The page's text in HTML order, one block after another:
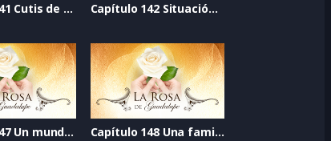
Capítulo 141 Cutis de diez Capítulo 142 Situación de riesgo
Capítulo 147 Un mundo mejor Capítulo 148 Una familia nueva